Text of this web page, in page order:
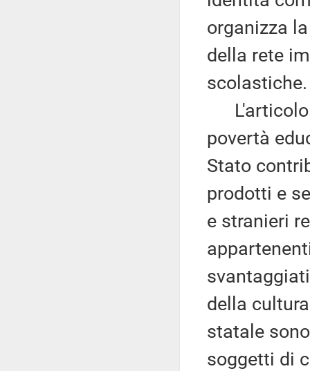
organizza
della rete
scolastiche.
L'articolo
povertà
Stato
prodotti e
e stranieri
della
statale
soggetti di